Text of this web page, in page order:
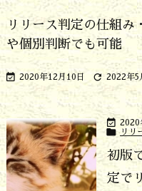
リリース判定の仕組み
や個別判断でも可能
 2020年12月10日  2022年5
 2020
 リリ
初版
定で